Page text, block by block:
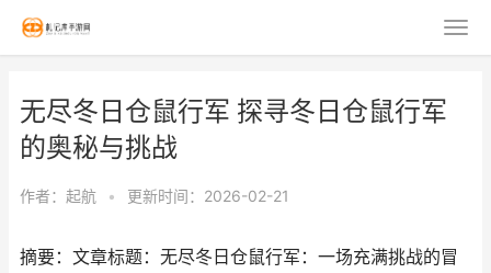
无尽冬日仓鼠行军 探寻冬日仓鼠行军
的奥秘与挑战
作者： 起航 • 更新时间：2026-02-21
摘要：文章标题：无尽冬日仓鼠行军：一场充满挑战的冒